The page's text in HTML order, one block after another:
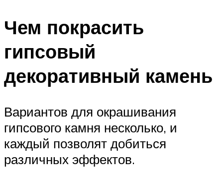
Чем покрасить
гипсовый
декоративный камень
Вариантов для окрашивания
гипсового камня несколько, и
каждый позволят добиться
различных эффектов.